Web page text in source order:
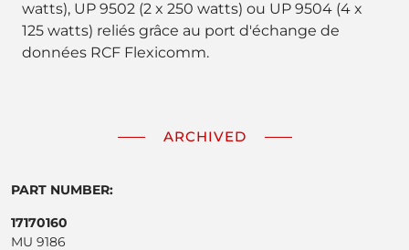
watts), UP 9502 (2 x 250 watts) ou UP 9504 (4 x
125 watts) reliés grâce au port d'échange de
données RCF Flexicomm.
ARCHIVED
PART NUMBER:
17170160
MU 9186